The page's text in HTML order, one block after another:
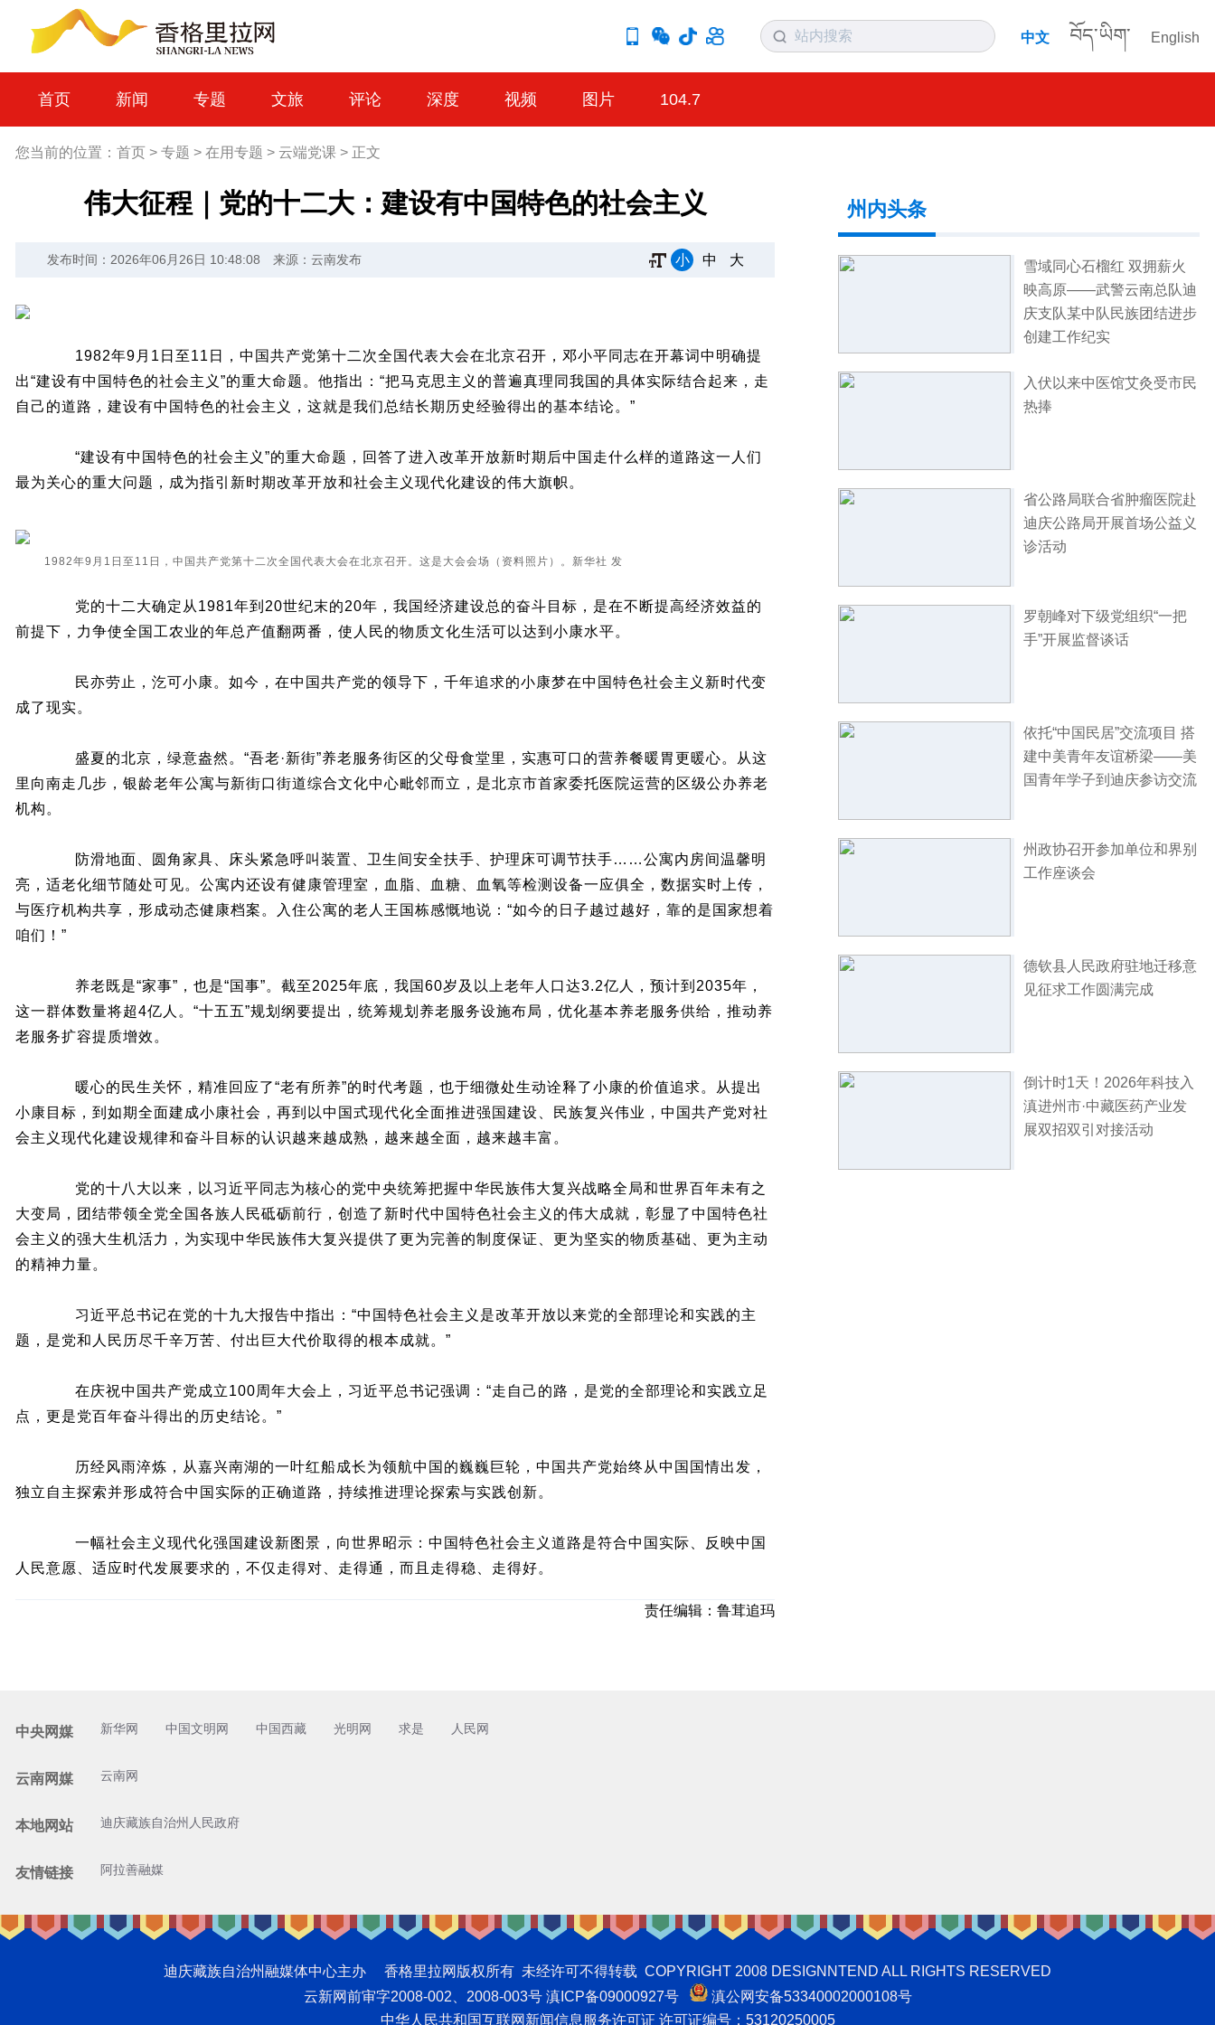
中文 བོད་ཡིག་ English
首页 新闻 专题 文旅 评论 深度 视频 图片 104.7
您当前的位置： 首页 > 专题 > 在用专题 > 云端党课 > 正文
伟大征程｜党的十二大：建设有中国特色的社会主义
发布时间：2026年06月26日 10:48:08 来源：云南发布 小 中 大
1982年9月1日至11日，中国共产党第十二次全国代表大会在北京召开，邓小平同志在开幕词中明确提
出“建设有中国特色的社会主义”的重大命题。他指出：“把马克思主义的普遍真理同我国的具体实际结合起来，走
自己的道路，建设有中国特色的社会主义，这就是我们总结长期历史经验得出的基本结论。”
“建设有中国特色的社会主义”的重大命题，回答了进入改革开放新时期后中国走什么样的道路这一人们
最为关心的重大问题，成为指引新时期改革开放和社会主义现代化建设的伟大旗帜。
1982年9月1日至11日，中国共产党第十二次全国代表大会在北京召开。这是大会会场（资料照片）。新华社 发
党的十二大确定从1981年到20世纪末的20年，我国经济建设总的奋斗目标，是在不断提高经济效益的
前提下，力争使全国工农业的年总产值翻两番，使人民的物质文化生活可以达到小康水平。
民亦劳止，汔可小康。如今，在中国共产党的领导下，千年追求的小康梦在中国特色社会主义新时代变
成了现实。
盛夏的北京，绿意盎然。“吾老·新街”养老服务街区的父母食堂里，实惠可口的营养餐暖胃更暖心。从这
里向南走几步，银龄老年公寓与新街口街道综合文化中心毗邻而立，是北京市首家委托医院运营的区级公办养老
机构。
防滑地面、圆角家具、床头紧急呼叫装置、卫生间安全扶手、护理床可调节扶手……公寓内房间温馨明
亮，适老化细节随处可见。公寓内还设有健康管理室，血脂、血糖、血氧等检测设备一应俱全，数据实时上传，
与医疗机构共享，形成动态健康档案。入住公寓的老人王国栋感慨地说：“如今的日子越过越好，靠的是国家想着
咱们！”
养老既是“家事”，也是“国事”。截至2025年底，我国60岁及以上老年人口达3.2亿人，预计到2035年，
这一群体数量将超4亿人。“十五五”规划纲要提出，统筹规划养老服务设施布局，优化基本养老服务供给，推动养
老服务扩容提质增效。
暖心的民生关怀，精准回应了“老有所养”的时代考题，也于细微处生动诠释了小康的价值追求。从提出
小康目标，到如期全面建成小康社会，再到以中国式现代化全面推进强国建设、民族复兴伟业，中国共产党对社
会主义现代化建设规律和奋斗目标的认识越来越成熟，越来越全面，越来越丰富。
党的十八大以来，以习近平同志为核心的党中央统筹把握中华民族伟大复兴战略全局和世界百年未有之
大变局，团结带领全党全国各族人民砥砺前行，创造了新时代中国特色社会主义的伟大成就，彰显了中国特色社
会主义的强大生机活力，为实现中华民族伟大复兴提供了更为完善的制度保证、更为坚实的物质基础、更为主动
的精神力量。
习近平总书记在党的十九大报告中指出：“中国特色社会主义是改革开放以来党的全部理论和实践的主
题，是党和人民历尽千辛万苦、付出巨大代价取得的根本成就。”
在庆祝中国共产党成立100周年大会上，习近平总书记强调：“走自己的路，是党的全部理论和实践立足
点，更是党百年奋斗得出的历史结论。”
历经风雨淬炼，从嘉兴南湖的一叶红船成长为领航中国的巍巍巨轮，中国共产党始终从中国国情出发，
独立自主探索并形成符合中国实际的正确道路，持续推进理论探索与实践创新。
一幅社会主义现代化强国建设新图景，向世界昭示：中国特色社会主义道路是符合中国实际、反映中国
人民意愿、适应时代发展要求的，不仅走得对、走得通，而且走得稳、走得好。
责任编辑： 鲁茸追玛
州内头条
雪域同心石榴红 双拥薪火
映高原——武警云南总队迪
庆支队某中队民族团结进步
创建工作纪实
入伏以来中医馆艾灸受市民
热捧
省公路局联合省肿瘤医院赴
迪庆公路局开展首场公益义
诊活动
罗朝峰对下级党组织“一把
手”开展监督谈话
依托“中国民居”交流项目 搭
建中美青年友谊桥梁——美
国青年学子到迪庆参访交流
州政协召开参加单位和界别
工作座谈会
德钦县人民政府驻地迁移意
见征求工作圆满完成
倒计时1天！2026年科技入
滇进州市·中藏医药产业发
展双招双引对接活动
中央网媒 新华网 中国文明网 中国西藏 光明网 求是 人民网
云南网媒 云南网
本地网站 迪庆藏族自治州人民政府
友情链接 阿拉善融媒
迪庆藏族自治州融媒体中心主办 香格里拉网版权所有 未经许可不得转载 COPYRIGHT 2008 DESIGNNTEND ALL RIGHTS RESERVED
云新网前审字2008-002、2008-003号 滇ICP备09000927号
滇公网安备53340002000108号
中华人民共和国互联网新闻信息服务许可证 许可证编号：53120250005